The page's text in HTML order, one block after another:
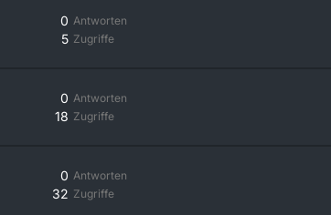
Antworten
0
Zugriffe
5
Antworten
0
Zugriffe
18
Antworten
0
Zugriffe
32